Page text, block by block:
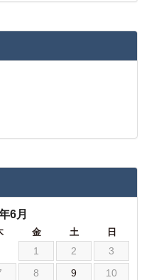
6月
金 土 日
1 2
3
8 9
10